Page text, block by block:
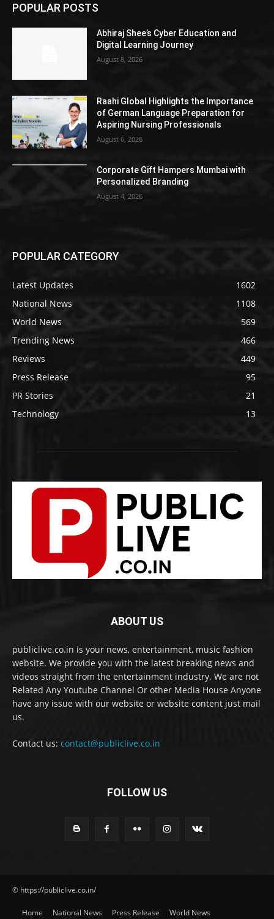
POPULAR POSTS
Abhiraj Shee’s Cyber Education and
Digital Learning Journey
August 8, 2026
Raahi Global Highlights the Importance
of German Language Preparation for
Aspiring Nursing Professionals
August 6, 2026
Corporate Gift Hampers Mumbai with
Personalized Branding
August 4, 2026
POPULAR CATEGORY
Latest Updates
1602
National News
1108
World News
569
Trending News
466
Reviews
449
Press Release
95
PR Stories
21
Technology
13
ABOUT US
publiclive.co.in is your news, entertainment, music fashion
website. We provide you with the latest breaking news and
videos straight from the entertainment industry. We are not
Related Any Youtube Channel Or other Media House Anyone
have any issue with our website or website content just mail
us.
Contact us: contact@publiclive.co.in
FOLLOW US
© https://publiclive.co.in/
Home National News Press Release World News